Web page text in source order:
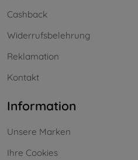
Cashback
Widerrufsbelehrung
Reklamation
Kontakt
Information
Unsere Marken
Ihre Cookies